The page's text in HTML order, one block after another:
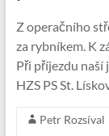
Z operačního
za rybníkem. K
Při příjezdu naší
HZS PS St.
Petr Rozsíval